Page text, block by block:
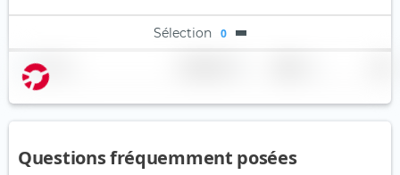
Sélection 0
Nom
Questions fréquemment posées